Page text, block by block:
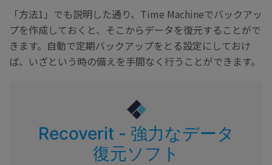
「方法1」でも説明した通り、Time Machineでバックアッ
プを作成しておくと、そこからデータを復元することがで
きます。自動で定期バックアップをとる設定にしておけ
ば、いざという時の備えを手間なく行うことができます。
Recoverit - 強力なデータ
復元ソフト